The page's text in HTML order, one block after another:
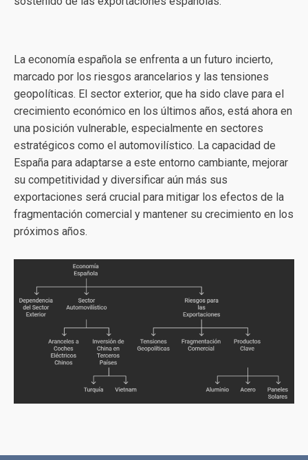
La economía española se enfrenta a un futuro incierto,
marcado por los riesgos arancelarios y las tensiones
geopolíticas. El sector exterior, que ha sido clave para el
crecimiento económico en los últimos años, está ahora en
una posición vulnerable, especialmente en sectores
estratégicos como el automovilístico. La capacidad de
España para adaptarse a este entorno cambiante, mejorar
su competitividad y diversificar aún más sus
exportaciones será crucial para mitigar los efectos de la
fragmentación comercial y mantener su crecimiento en los
próximos años.